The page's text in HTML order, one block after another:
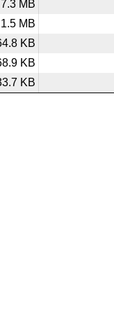
7.3 MB
1.5 MB
KB
KB
KB